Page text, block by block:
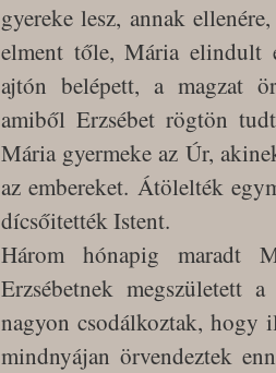
gyereke lesz, annak
elment tőle, Mária elindult
ajtón belépett, a magzat
amiből Erzsébet rögtön
Mária gyermeke az Úr,
az embereket. Átölelték
dícsőitették Istent.
Három hónapig maradt
Erzsébetnek megszületett
nagyon csodálkoztak, hogy
mindnyájan örvendeztek